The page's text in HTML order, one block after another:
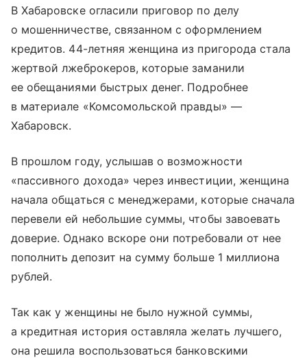
В Хабаровске огласили приговор по делу
о мошенничестве, связанном с оформлением
кредитов. 44-летняя женщина из пригорода стала
жертвой лжеброкеров, которые заманили
ее обещаниями быстрых денег. Подробнее
в материале «Комсомольской правды» —
Хабаровск.
В прошлом году, услышав о возможности
«пассивного дохода» через инвестиции, женщина
начала общаться с менеджерами, которые сначала
перевели ей небольшие суммы, чтобы завоевать
доверие. Однако вскоре они потребовали от нее
пополнить депозит на сумму больше 1 миллиона
рублей.
Так как у женщины не было нужной суммы,
а кредитная история оставляла желать лучшего,
она решила воспользоваться банковскими